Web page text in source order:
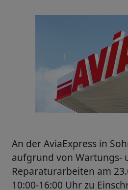
An der AviaExpress in
aufgrund von Wartungs-
Reparaturarbeiten am
10:00-16:00 Uhr zu